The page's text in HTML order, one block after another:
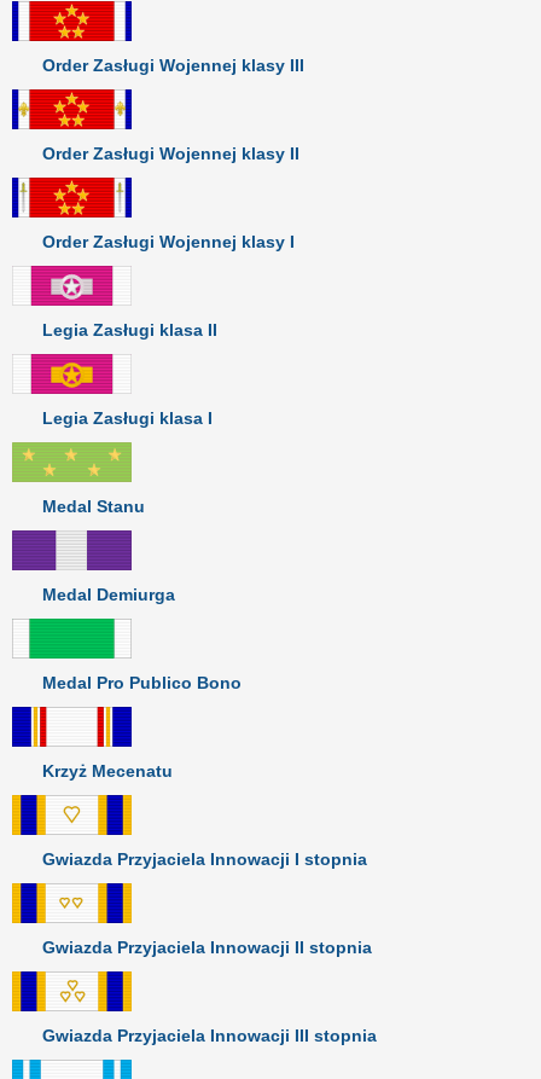
Order Zasługi Wojennej klasy III
Order Zasługi Wojennej klasy II
Order Zasługi Wojennej klasy I
Legia Zasługi klasa II
Legia Zasługi klasa I
Medal Stanu
Medal Demiurga
Medal Pro Publico Bono
Krzyż Mecenatu
Gwiazda Przyjaciela Innowacji I stopnia
Gwiazda Przyjaciela Innowacji II stopnia
Gwiazda Przyjaciela Innowacji III stopnia